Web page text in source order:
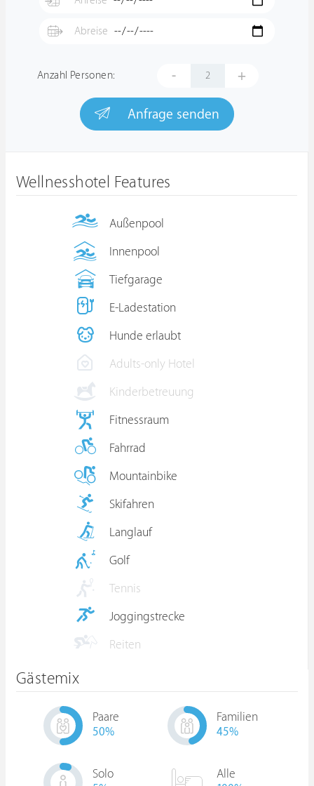
Anzahl Personen: - +
Anfrage senden
Wellnesshotel Features
Außenpool
Innenpool
Tiefgarage
E-Ladestation
Hunde erlaubt
Adults-only Hotel
Kinderbetreuung
Fitnessraum
Fahrrad
Mountainbike
Skifahren
Langlauf
Golf
Tennis
Joggingstrecke
Reiten
Gästemix
Paare
50%
Familien
45%
Solo Alle